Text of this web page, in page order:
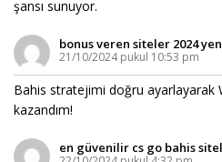
şansı sunuyor.
bonus veren siteler 2024
21/10/2024 pukul 10:53 pm
Bahis stratejimi doğru ayarlayarak
kazandım!
en güvenilir cs go bahis